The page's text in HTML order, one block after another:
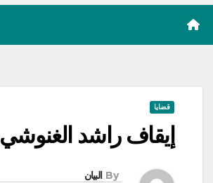
قضايا
إيقاف راشد الغنوشي
By البيان